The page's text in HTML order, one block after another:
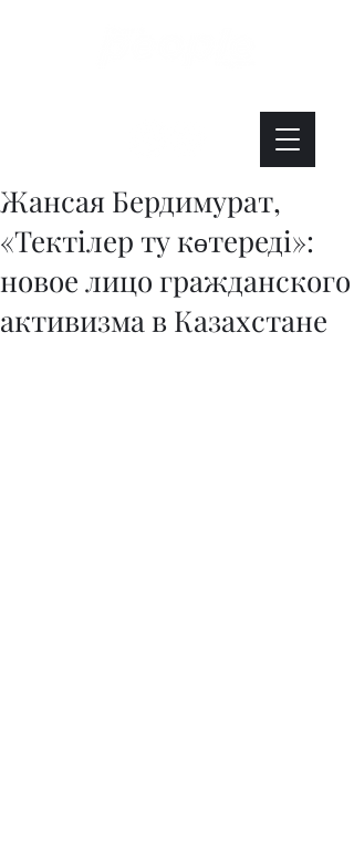
Жансая Бердимурат,
«Тектілер ту көтереді»:
новое лицо гражданского
активизма в Казахстане